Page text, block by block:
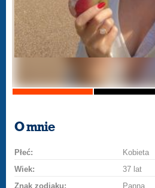
O mnie
Płeć:
Kobieta
Wiek:
37 lat
Znak zodiaku:
Panna